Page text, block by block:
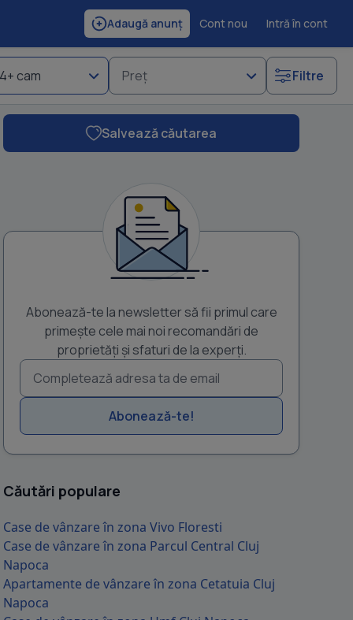
Adaugă anunț Cont nou Intră în cont
4+ cam Preț Filtre
vand o proprietate generoasa ,in comuna Licurici,jud. Gorj, o casa
familie care dore?te confort, liniste ?i poten?ial de
Salvează căutarea
Abonează-te la newsletter să fii primul care
primește cele mai noi recomandări de
proprietăți și sfaturi de la experți.
Abonează-te!
Căutări populare
Case de vânzare în zona Vivo Floresti
Case de vânzare în zona Parcul Central Cluj
Napoca
Apartamente de vânzare în zona Cetatuia Cluj
Napoca